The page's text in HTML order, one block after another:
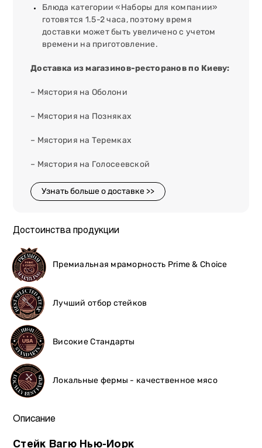
Блюда категории «Наборы для компании»
готовятся 1.5-2 часа, поэтому время
доставки может быть увеличено с учетом
времени на приготовление.
Доставка из магазинов-ресторанов по Киеву:
– Мястория на Оболони
– Мястория на Позняках
– Мястория на Теремках
– Мястория на Голосеевской
Узнать больше о доставке >>
Достоинства продукции
Премиальная мраморность Prime & Choice
Лучший отбор стейков
Високие Стандарты
Локальные фермы - качественное мясо
Описание
Стейк Вагю Нью-Йорк